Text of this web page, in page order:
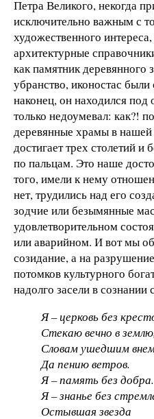
Петра Великого, некогда
исключительно важным с
художественного
архитектурные
как памятник деревянного
убранство, иконостас
наконец, он находился под
только недоумевал: как?!
деревянные храмы в нашей
достигает трех столетий
по пальцам. Это наше
того, имели к нему
нет, трудились над его
зодчие или безымянные
удовлетворительном
или аварийном. И вот мы
созидание, а на
потомков культурного
надолго засели в сознании
Я – церковь без
Стекаю вечно в
Словам ушедшим
Да пению ветров.
Я – память без добра.
Я – знанье без
Остывшая звезда